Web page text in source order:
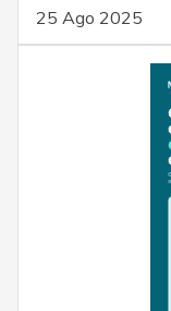
25 Ago 2025